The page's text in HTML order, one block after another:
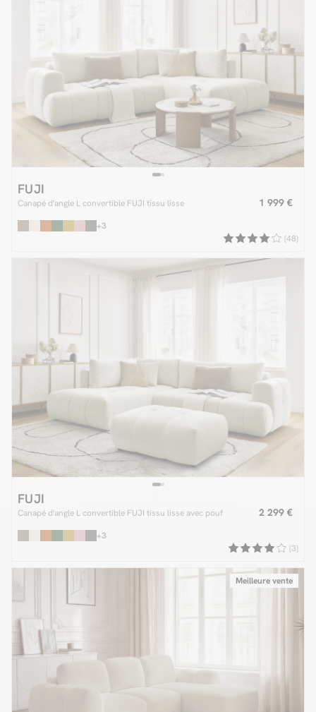
FUJI
Canapé d'angle L convertible FUJI tissu lisse 1 999 €
+3
(48)
FUJI
Canapé d'angle L convertible FUJI tissu lisse avec pouf 2 299 €
+3
(3)
Meilleure vente